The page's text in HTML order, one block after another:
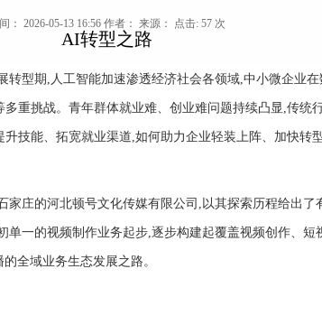
AI转型之路
： 2026-05-13 16:56 作者： 来源： 点击: 57 次
转型期,人工智能加速渗透经济社会各领域,中小微企业
重挑战。青年群体就业难、创业难问题持续凸显,传统
技能、拓宽就业渠道,如何助力企业轻装上阵、加快转
家庄的河北顿号文化传媒有限公司,以其探索历程给出了
单一的视频制作业务起步,逐步构建起覆盖视频创作、短
全域业务生态发展之路。